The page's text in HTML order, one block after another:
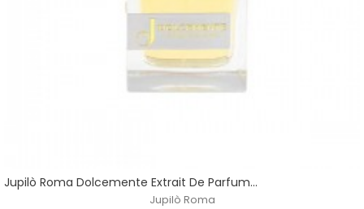
Jupilò Roma Dolcemente Extrait De Parfum...
Jupilò Roma